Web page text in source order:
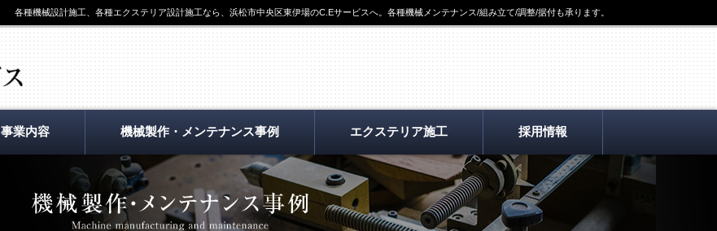
各種機械設計施工、各種エクステリア設計施工なら、浜松市中央区東伊場のC.Eサービスへ。各種機械メンテナンス/組み立て/調整/据付も承ります。
事業内容 機械製作・メンテナンス事例 エクステリア施工 採用情報